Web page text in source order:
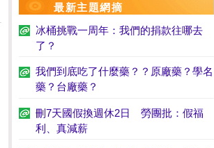
最新主題網摘
冰桶挑戰一周年：我們的捐款往哪去
了？
我們到底吃了什麼藥？？原廠藥？學名
藥？台廠藥？
刪7天國假換週休2日 勞團批：假福
利、真減薪